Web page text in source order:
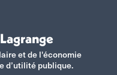
et de l'économie
d’utilité publique.